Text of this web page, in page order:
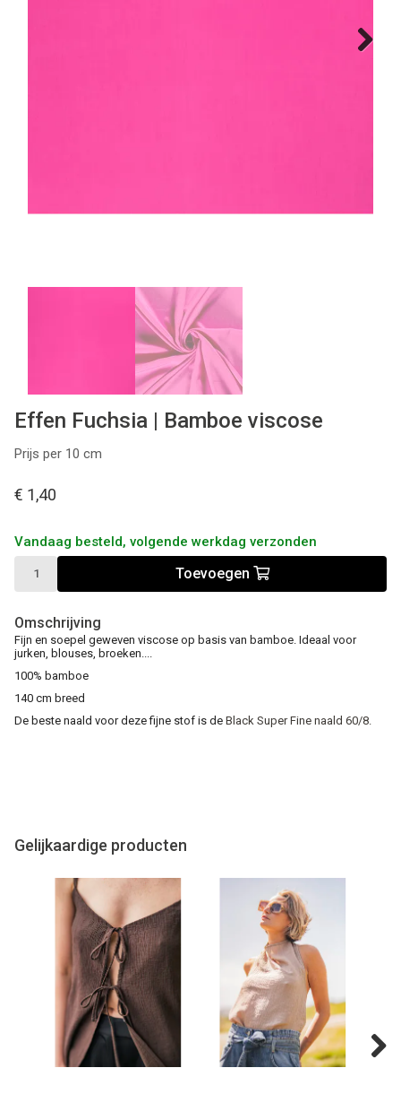
Effen Fuchsia | Bamboe viscose
Prijs per 10 cm
€ 1,40
Vandaag besteld, volgende werkdag verzonden
Toevoegen
Omschrijving
Fijn en soepel geweven viscose op basis van bamboe. Ideaal voor
jurken, blouses, broeken....
100% bamboe
140 cm breed
De beste naald voor deze fijne stof is de Black Super Fine naald 60/8.
Gelijkaardige producten